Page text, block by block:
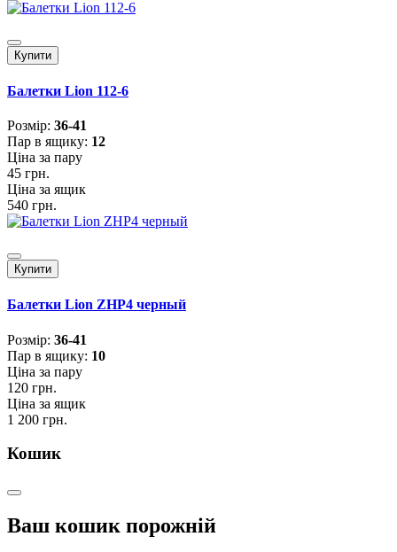
Купити
Балетки Lion 112-6
Розмiр: 36-41
Пар в ящику: 12
Ціна за пару
45 грн.
Ціна за ящик
540 грн.
Купити
Балетки Lion ZHP4 черный
Розмiр: 36-41
Пар в ящику: 10
Ціна за пару
120 грн.
Ціна за ящик
1 200 грн.
Кошик
Ваш кошик порожній